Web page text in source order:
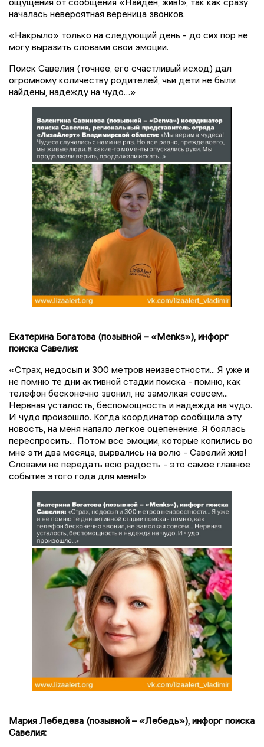
началась невероятная вереница звонков.
«Накрыло» только на следующий день - до сих пор не
могу выразить словами свои эмоции.
Поиск Савелия (точнее, его счастливый исход) дал
огромному количеству родителей, чьи дети не были
найдены, надежду на чудо…»
Екатерина Богатова (позывной – «Menks»), инфорг
поиска Савелия:
«Страх, недосып и 300 метров неизвестности... Я уже и
не помню те дни активной стадии поиска - помню, как
телефон бесконечно звонил, не замолкая совсем...
Нервная усталость, беспомощность и надежда на чудо.
И чудо произошло. Когда координатор сообщила эту
новость, на меня напало легкое оцепенение. Я боялась
переспросить... Потом все эмоции, которые копились во
мне эти два месяца, вырвались на волю - Савелий жив!
Словами не передать всю радость - это самое главное
событие этого года для меня!»
Мария Лебедева (позывной – «Лебедь»), инфорг поиска
Савелия: